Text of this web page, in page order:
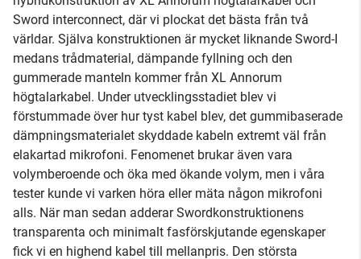
Sword interconnect, där vi plockat det bästa från två
världar. Själva konstruktionen är mycket liknande Sword-I
medans trådmaterial, dämpande fyllning och den
gummerade manteln kommer från XL Annorum
högtalarkabel. Under utvecklingsstadiet blev vi
förstummade över hur tyst kabel blev, det gummibaserade
dämpningsmaterialet skyddade kabeln extremt väl från
elakartad mikrofoni. Fenomenet brukar även vara
volymberoende och öka med ökande volym, men i våra
tester kunde vi varken höra eller mäta någon mikrofoni
alls. När man sedan adderar Swordkonstruktionens
transparenta och minimalt fasförskjutande egenskaper
fick vi en highend kabel till mellanpris. Den största